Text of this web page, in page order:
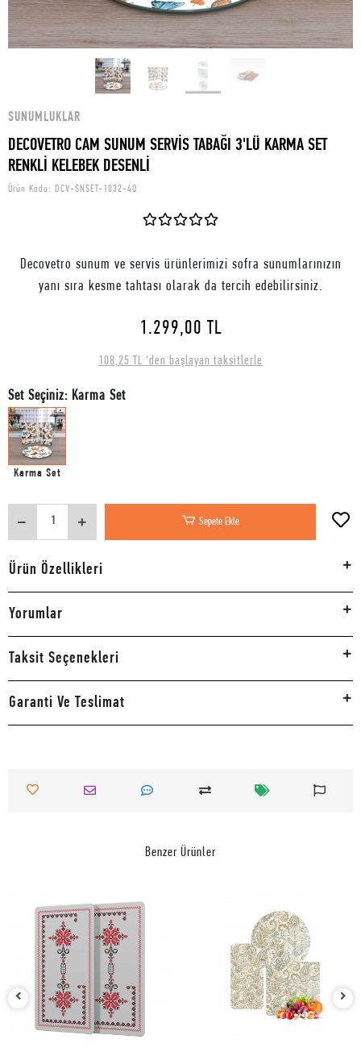
SUNUMLUKLAR
DECOVETRO CAM SUNUM SERVİS TABAĞI 3'LÜ KARMA SET
RENKLİ KELEBEK DESENLİ
Ürün Kodu: DCV-SNSET-1032-4Q
Decovetro sunum ve servis ürünlerimizi sofra sunumlarınızın
yanı sıra kesme tahtası olarak da tercih edebilirsiniz.
1.299,00 TL
108,25 TL 'den başlayan taksitlerle
Set Seçiniz: Karma Set
Karma Set
Sepete Ekle
Ürün Özellikleri
Yorumlar
Taksit Seçenekleri
Garanti Ve Teslimat
Benzer Ürünler